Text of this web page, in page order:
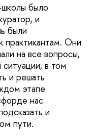
школы было
и
были
практикантам. Они
на все вопросы,
в том
и решать
этапе
нас
и
пути.